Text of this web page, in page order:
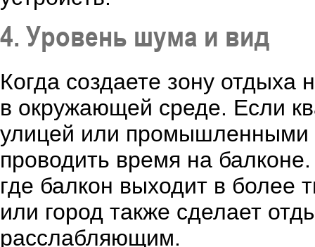
4. Уровень шума и вид
Когда создаете зону
в окружающей среде. Если
улицей или промышленными
проводить время на
где балкон выходит в более
или город также сделает
расслабляющим.